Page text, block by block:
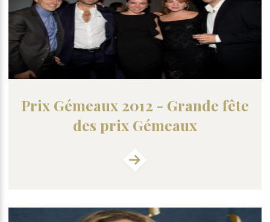
Prix Gémeaux 2012 - Grande fête
des prix Gémeaux